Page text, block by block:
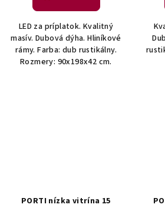
LED za príplatok. Kvalitný
masív. Dubová dýha. Hliníkové
rámy. Farba: dub rustikálny.
Rozmery: 90x198x42 cm.
PORTI nízka vitrína 15